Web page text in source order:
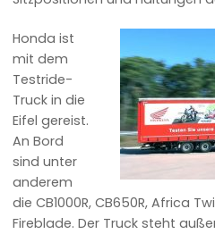
Honda ist
mit dem
Testride-
Truck in die
Eifel gereist.
An Bord
sind unter
anderem
die CB1000R, CB650R, Africa
Fireblade. Der Truck steht